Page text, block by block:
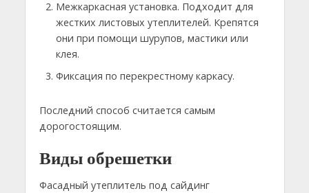
Межкаркасная установка. Подходит для
жестких листовых утеплителей. Крепятся
они при помощи шурупов, мастики или
клея.
Фиксация по перекрестному каркасу.
Последний способ считается самым
дорогостоящим.
Виды обрешетки
Фасадный утеплитель под сайдинг